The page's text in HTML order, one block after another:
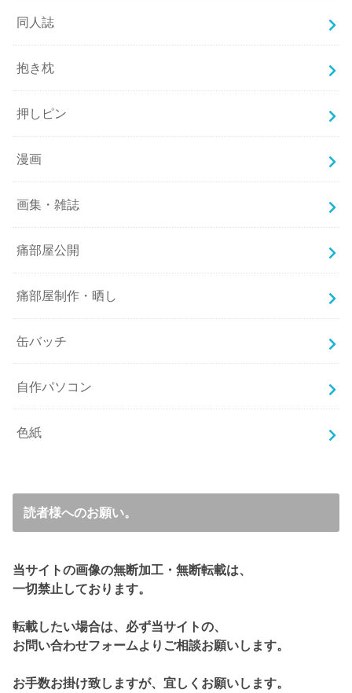
同人誌
抱き枕
押しピン
漫画
画集・雑誌
痛部屋公開
痛部屋制作・晒し
缶バッチ
自作パソコン
色紙
読者様へのお願い。
当サイトの画像の無断加工・無断転載は、
一切禁止しております。
転載したい場合は、必ず当サイトの、
お問い合わせフォームよりご相談お願いします。
お手数お掛け致しますが、宜しくお願いします。